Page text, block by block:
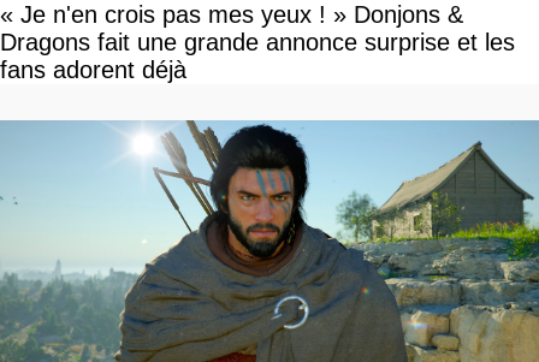
« Je n'en crois pas mes yeux ! » Donjons &
Dragons fait une grande annonce surprise et les
fans adorent déjà